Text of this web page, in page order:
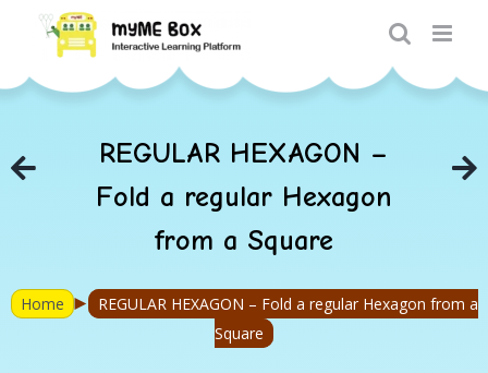
content
REGULAR HEXAGON –
Fold a regular Hexagon
from a Square
Home ► REGULAR HEXAGON – Fold a regular Hexagon from a
Square